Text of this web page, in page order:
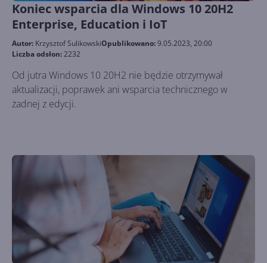
Koniec wsparcia dla Windows 10 20H2
Enterprise, Education i IoT
Autor: Krzysztof SulikowskiOpublikowano:9.05.2023, 20:00
Liczba odsłon:2232
Od jutra Windows 10 20H2 nie będzie otrzymywał
aktualizacji, poprawek ani wsparcia technicznego w
żadnej z edycji.